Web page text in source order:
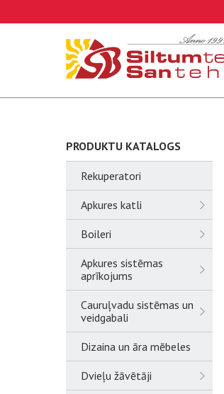
PRODUKTU KATALOGS
Rekuperatori
Apkures katli
Boileri
Apkures sistēmas
aprīkojums
Cauruļvadu sistēmas un
veidgabali
Dizaina un āra mēbeles
Dvieļu žāvētāji